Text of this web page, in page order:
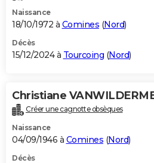
COPAINS D'AVANT
S'inscrire
Se connecter
Lycées
Collèges
Primaires
Universités
Entreprises
Service militaire
Avis de recherche
AVIS DE DÉCÈS
Bricolage
Lifestyle
Culture
Sport
Auto
Television
Voyage
Cinema
Naissance
18/10/1972 à Comines (Nord)
Décès
15/12/2024 à Tourcoing (Nord)
Christiane
Créer une cagnotte obsèques
Naissance
04/09/1946 à Comines (Nord)
Décès